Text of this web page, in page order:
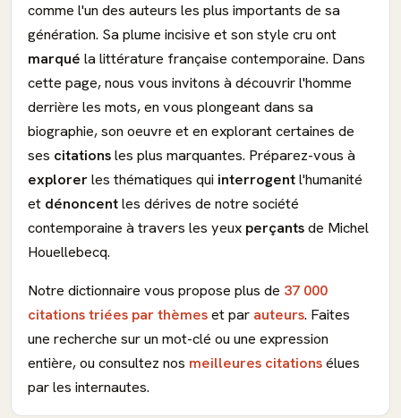
comme l'un des auteurs les plus importants de sa
génération. Sa plume incisive et son style cru ont
marqué la littérature française contemporaine. Dans
cette page, nous vous invitons à découvrir l'homme
derrière les mots, en vous plongeant dans sa
biographie, son oeuvre et en explorant certaines de
ses citationsles plus marquantes. Préparez-vous à
explorerles thématiques qui interrogentl'humanité
et dénoncentles dérives de notre société
contemporaine à travers les yeux perçantsde Michel
Houellebecq.
Notre dictionnaire vous propose plus de 37 000
citations triées par thèmeset par auteurs. Faites
une recherche sur un mot-clé ou une expression
entière, ou consultez nos meilleures citationsélues
par les internautes.